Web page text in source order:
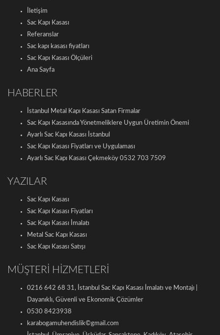
İletişim
Sac Kapı Kasası
Referanslar
Sac kapı kasası fiyatları
Sac Kapı Kasası Ölçüleri
Ana Sayfa
HABERLER
İstanbul Metal Kapı Kasası Satan Firmalar
Sac Kapı Kasasında Yönetmeliklere Uygun Üretimin Önemi
Ayarlı Sac Kapı Kasası İstanbul
Sac Kapı Kasası Fiyatları ve Uygulaması
Ayarlı Sac Kapı Kasası Çekmeköy 0532 703 7509
YAZILAR
Sac Kapı Kasası
Sac Kapı Kasası Fiyatları
Sac Kapı Kasası İmalatı
Metal Sac Kapı Kasası
Sac Kapı Kasası Satışı
MÜŞTERİ HİZMETLERİ
0216 642 68 31, İstanbul Sac Kapı Kasası İmalatı ve Montajı |
Dayanıklı, Güvenli ve Ekonomik Çözümler
0530 8423938
karabogamuhendislik©gmail.com